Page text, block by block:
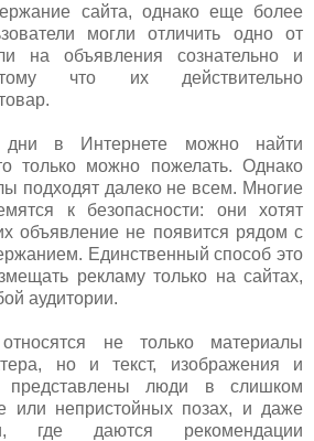
сайта, однако еще более
могли отличить одно от
на объявления сознательно и
что их действительно
в Интернете можно найти
только можно пожелать. Однако
подходят далеко не всем. Многие
к безопасности: они хотят
объявление не появится рядом с
Единственный способ это
рекламу только на сайтах,
аудитории.
не только материалы
но и текст, изображения и
люди в слишком
или непристойных позах, и даже
где даются рекомендации